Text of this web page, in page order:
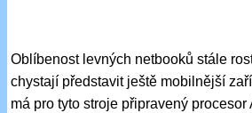
Oblíbenost levných netbooků stále
chystají představit ještě mobilnější
má pro tyto stroje připravený procesor